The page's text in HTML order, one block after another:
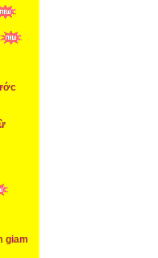
giam
chi tiết
chi tiết
chi tiết
chứng